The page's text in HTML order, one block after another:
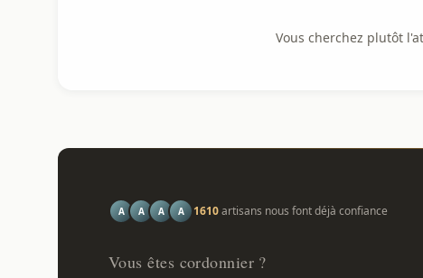
Vous cherchez plutôt
A A A A 1610artisans nous font déjà confiance
Vous êtes cordonnier ?